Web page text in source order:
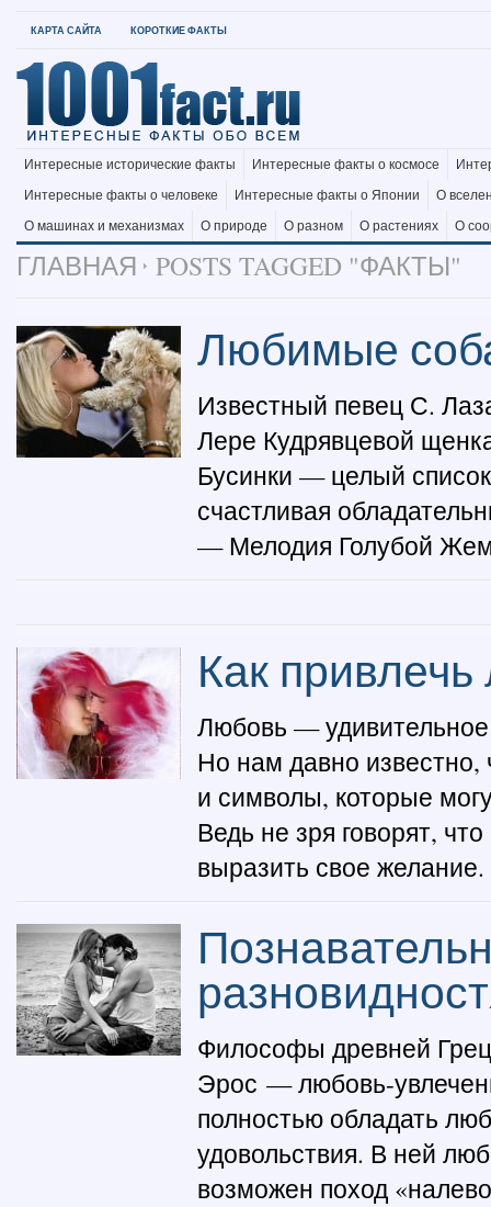
КАРТА САЙТА КОРОТКИЕ ФАКТЫ
Интересные исторические факты Интересные факты о космосе
Интересные факты о человеке
Интересные факты о Японии
О
О машинах и механизмах
О природе О разном О растениях О
ГЛАВНАЯ POSTS TAGGED "ФАКТЫ"
Любимые
Известный певец С.
Лере Кудрявцевой
Бусинки — целый
счастливая
— Мелодия Голубой
Как
Любовь —
Но нам давно известно,
и символы, которые
Ведь не зря говорят,
выразить свое
Философы древней
Эрос — любовь-
полностью обладать
удовольствия. В ней
возможен поход